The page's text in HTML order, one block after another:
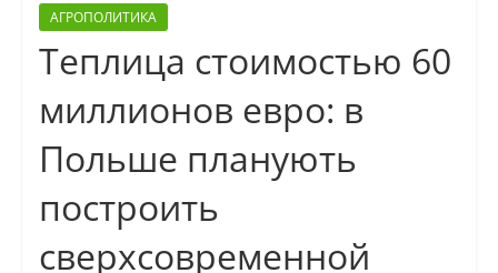
АГРОПОЛИТИКА
Теплица стоимостью 60
миллионов евро: в
Польше планують
построить
сверхсовременной